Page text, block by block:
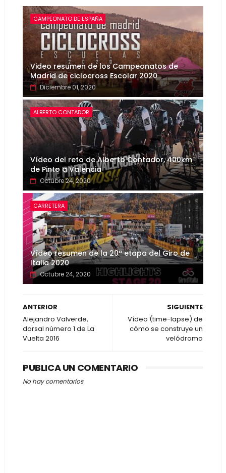
CAMPEONATO DE ESPAÑA
Video resumen de los Campeonatos de
Madrid de ciclocross Escolar 2020
Diciembre 01, 2020
ALBERTO CONTADOR
Vídeo del reto de Alberto Contador, 400km
de Pinto a Valencia
Octubre 24, 2020
CARRETERA
Vídeo resumen de la 20ª etapa del Giro de
Italia 2020
Octubre 24, 2020
SIGUIENTE
Vídeo (time-lapse) de
cómo se construye un
velódromo
ANTERIOR
Alejandro Valverde,
dorsal número 1 de La
Vuelta 2016
PUBLICA UN COMENTARIO
No hay comentarios